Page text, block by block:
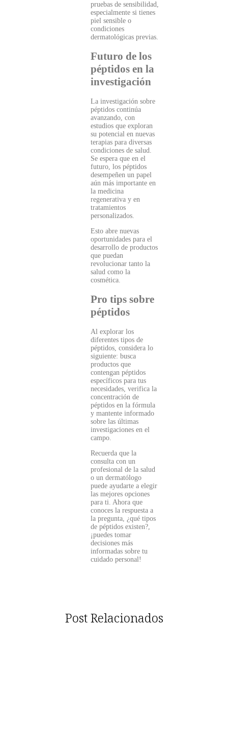
pruebas de sensibilidad,
especialmente si tienes
piel sensible o
condiciones
dermatológicas previas.
Futuro de los
péptidos en la
investigación
La investigación sobre
péptidos continúa
avanzando, con
estudios que exploran
su potencial en nuevas
terapias para diversas
condiciones de salud.
Se espera que en el
futuro, los péptidos
desempeñen un papel
aún más importante en
la medicina
regenerativa y en
tratamientos
personalizados.
Esto abre nuevas
oportunidades para el
desarrollo de productos
que puedan
revolucionar tanto la
salud como la
cosmética.
Pro tips sobre
péptidos
Al explorar los
diferentes tipos de
péptidos, considera lo
siguiente: busca
productos que
contengan péptidos
específicos para tus
necesidades, verifica la
concentración de
péptidos en la fórmula
y mantente informado
sobre las últimas
investigaciones en el
campo.
Recuerda que la
consulta con un
profesional de la salud
o un dermatólogo
puede ayudarte a elegir
las mejores opciones
para ti. Ahora que
conoces la respuesta a
la pregunta, ¿qué tipos
de péptidos existen?,
¡puedes tomar
decisiones más
informadas sobre tu
cuidado personal!
Post Relacionados